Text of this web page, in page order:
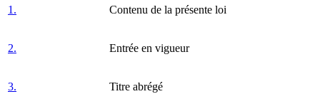
1. Contenu de la présente loi
2. Entrée en vigueur
3. Titre abrégé